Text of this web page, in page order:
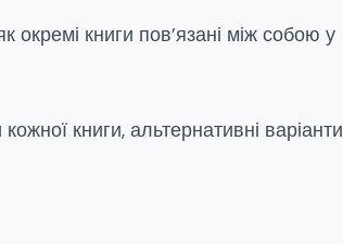
окремі книги пов’язані між собою у
книги, альтернативні варіанти